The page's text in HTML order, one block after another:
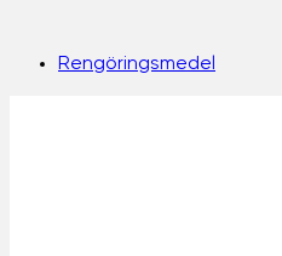
Rengöringsmedel